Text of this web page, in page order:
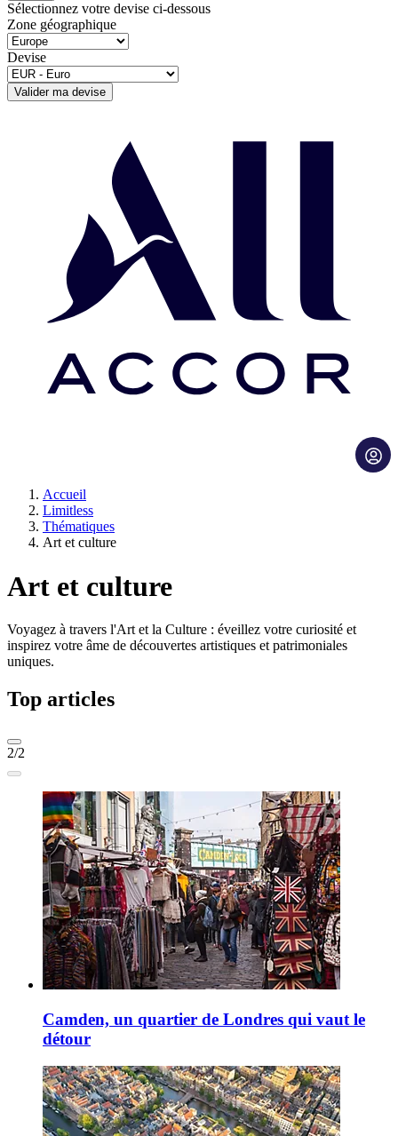
Sélectionnez votre devise ci-dessous
Zone géographique
Devise
Valider ma devise
Accueil
Limitless
Thématiques
Art et culture
Art et culture
Voyagez à travers l'Art et la Culture : éveillez votre curiosité et
inspirez votre âme de découvertes artistiques et patrimoniales
uniques.
Top articles
2/2
Camden, un quartier de Londres qui vaut le
détour